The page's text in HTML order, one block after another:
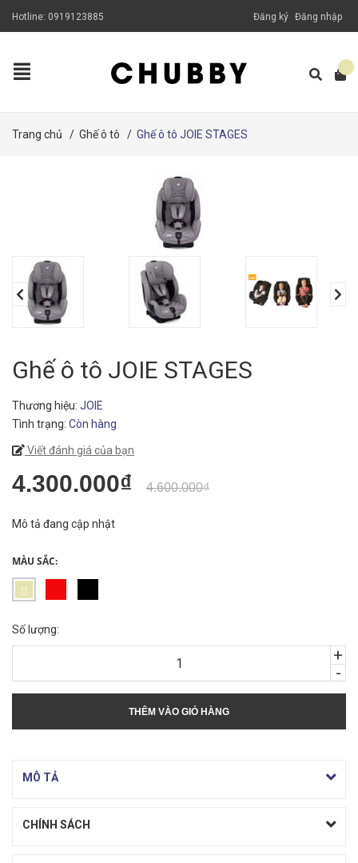
Hotline: 0919123885 Đăng ký Đăng nhập
Trang chủ / Ghế ô tô / Ghế ô tô JOIE STAGES
Ghế ô tô JOIE STAGES
Thương hiệu: JOIE
Tình trạng: Còn hàng
Viết đánh giá của bạn
4.300.000₫ 4.600.000₫
Mô tả đang cập nhật
MÀU SẮC:
Số lượng:
-
+
THÊM VÀO GIỎ HÀNG
MÔ TẢ
CHÍNH SÁCH